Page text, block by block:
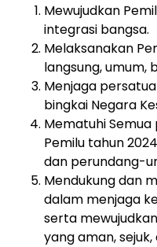
Mewujudkan
integrasi bangsa.
Melaksanakan
langsung, umum,
Menjaga
bingkai Negara
Mematuhi
Pemilu tahun
dan perundang-
Mendukung dan
dalam menjaga
serta
yang aman,